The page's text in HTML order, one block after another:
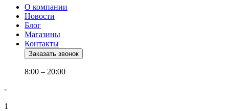
О компании
Новости
Блог
Магазины
Контакты
Заказать звонок
8:00 – 20:00
-
1